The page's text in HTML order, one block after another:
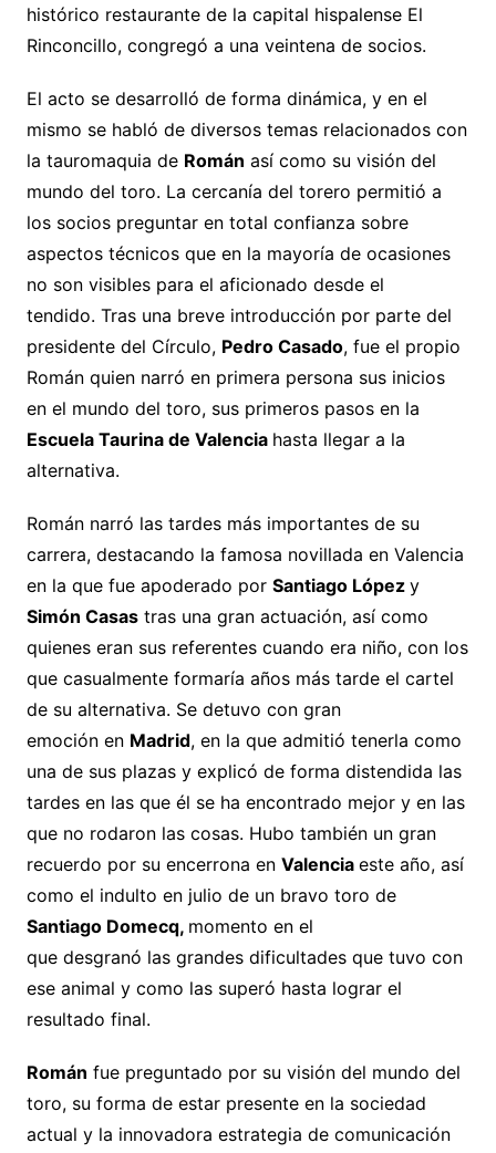
histórico restaurante de la capital hispalense El
Rinconcillo, congregó a una veintena de socios.
El acto se desarrolló de forma dinámica, y en el
mismo se habló de diversos temas relacionados con
la tauromaquia de Román así como su visión del
mundo del toro. La cercanía del torero permitió a
los socios preguntar en total confianza sobre
aspectos técnicos que en la mayoría de ocasiones
no son visibles para el aficionado desde el
tendido. Tras una breve introducción por parte del
presidente del Círculo, Pedro Casado, fue el propio
Román quien narró en primera persona sus inicios
en el mundo del toro, sus primeros pasos en la
Escuela Taurina de Valencia hasta llegar a la
alternativa.
Román narró las tardes más importantes de su
carrera, destacando la famosa novillada en Valencia
en la que fue apoderado por Santiago López y
Simón Casastras una gran actuación, así como
quienes eran sus referentes cuando era niño, con los
que casualmente formaría años más tarde el cartel
de su alternativa. Se detuvo con gran
emoción en Madrid, en la que admitió tenerla como
una de sus plazas y explicó de forma distendida las
tardes en las que él se ha encontrado mejor y en las
que no rodaron las cosas. Hubo también un gran
recuerdo por su encerrona en Valencia este año, así
como el indulto en julio de un bravo toro de
Santiago Domecq, momento en el
que desgranó las grandes dificultades que tuvo con
ese animal y como las superó hasta lograr el
resultado final.
Román fue preguntado por su visión del mundo del
toro, su forma de estar presente en la sociedad
actual y la innovadora estrategia de comunicación